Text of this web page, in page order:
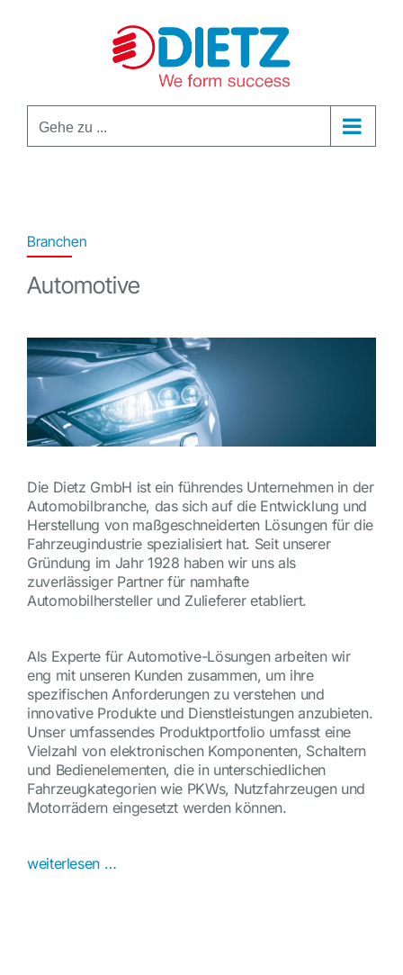
Gehe zu ...
Branchen
Automotive
Die Dietz GmbH ist ein führendes Unternehmen in der
Automobilbranche, das sich auf die Entwicklung und
Herstellung von maßgeschneiderten Lösungen für die
Fahrzeugindustrie spezialisiert hat. Seit unserer
Gründung im Jahr 1928 haben wir uns als
zuverlässiger Partner für namhafte
Automobilhersteller und Zulieferer etabliert.
Als Experte für Automotive-Lösungen arbeiten wir
eng mit unseren Kunden zusammen, um ihre
spezifischen Anforderungen zu verstehen und
innovative Produkte und Dienstleistungen anzubieten.
Unser umfassendes Produktportfolio umfasst eine
Vielzahl von elektronischen Komponenten, Schaltern
und Bedienelementen, die in unterschiedlichen
Fahrzeugkategorien wie PKWs, Nutzfahrzeugen und
Motorrädern eingesetzt werden können.
weiterlesen …